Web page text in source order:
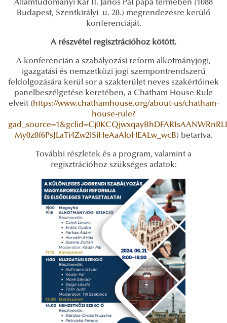
Államtudományi Kar II. János Pál pápa termében (1088
Budapest, Szentkirályi u. 28.) megrendezésre kerülő
konferenciáját.
A részvétel regisztrációhoz kötött.
A konferencián a szabályozási reform alkotmányjogi,
igazgatási és nemzetközi jogi szempontrendszerű
feldolgozására kerül sor a szakterület neves szakértőinek
panelbeszélgetése keretében, a Chatham House Rule
elveit (https://www.chathamhouse.org/about-us/chatham-
house-rule?
My0z0f6PsJLaTi4Zw2lSiHeAaAloHEALw_wcB) betartva.
További részletek és a program, valamint a
regisztrációhoz szükséges adatok: